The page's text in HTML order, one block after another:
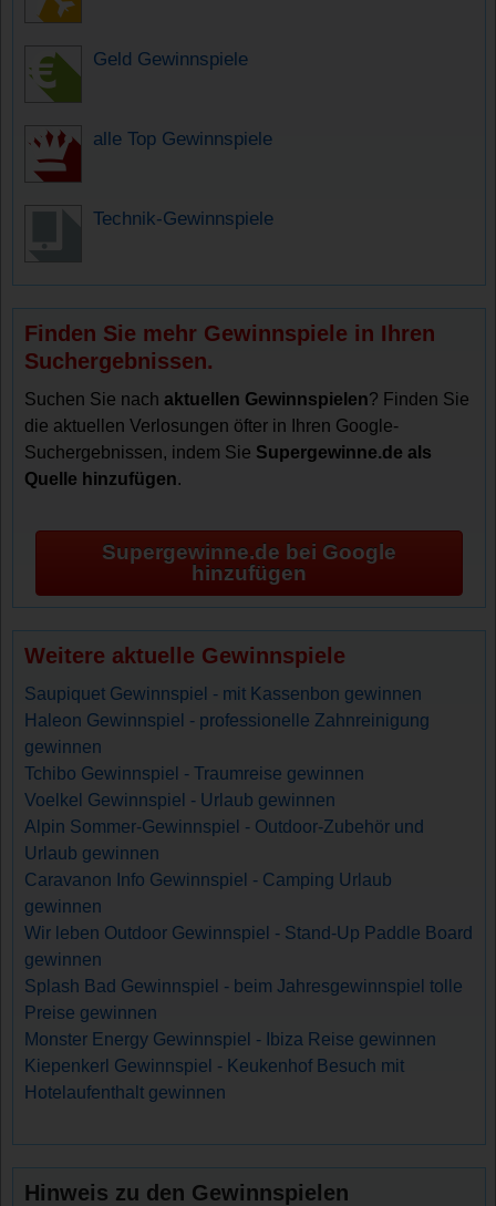
Geld Gewinnspiele
alle Top Gewinnspiele
Technik-Gewinnspiele
Finden Sie mehr Gewinnspiele in Ihren
Suchergebnissen.
Suchen Sie nachaktuellen Gewinnspielen? Finden Sie
die aktuellen Verlosungen öfter in Ihren Google-
Suchergebnissen, indem Sie Supergewinne.de als
Quelle hinzufügen.
Supergewinne.de bei Google
hinzufügen
Weitere aktuelle Gewinnspiele
Saupiquet Gewinnspiel - mit Kassenbon gewinnen
Haleon Gewinnspiel - professionelle Zahnreinigung
gewinnen
Tchibo Gewinnspiel - Traumreise gewinnen
Voelkel Gewinnspiel - Urlaub gewinnen
Alpin Sommer-Gewinnspiel - Outdoor-Zubehör und
Urlaub gewinnen
Caravanon Info Gewinnspiel - Camping Urlaub
gewinnen
Wir leben Outdoor Gewinnspiel - Stand-Up Paddle Board
gewinnen
Splash Bad Gewinnspiel - beim Jahresgewinnspiel tolle
Preise gewinnen
Monster Energy Gewinnspiel - Ibiza Reise gewinnen
Kiepenkerl Gewinnspiel - Keukenhof Besuch mit
Hotelaufenthalt gewinnen
Hinweis zu den Gewinnspielen